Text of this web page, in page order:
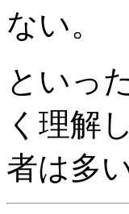
ない。
といっ
く理解
者は多い